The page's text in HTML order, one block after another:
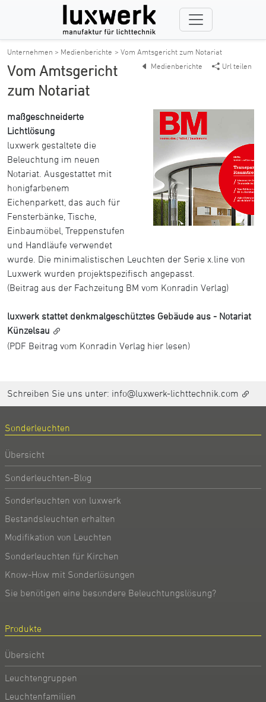
Unternehmen > Medienberichte > Vom Amtsgericht zum Notariat
Url teilen
Medienberichte
Vom Amtsgericht
zum Notariat
maßgeschneiderte
Lichtlösung
luxwerk gestaltete die
Beleuchtung im neuen
Notariat. Ausgestattet mit
honigfarbenem
Eichenparkett, das auch für
Fensterbänke, Tische,
Einbaumöbel, Treppenstufen
und Handläufe verwendet
wurde. Die minimalistischen Leuchten der Serie x.line von
Luxwerk wurden projektspezifisch angepasst.
(Beitrag aus der Fachzeitung BM vom Konradin Verlag)
luxwerk stattet denkmalgeschütztes Gebäude aus - Notariat
Künzelsau
(PDF Beitrag vom Konradin Verlag hier lesen)
Schreiben Sie uns unter: info@luxwerk-lichttechnik.com
Sonderleuchten
Übersicht
Sonderleuchten-Blog
Sonderleuchten von luxwerk
Bestandsleuchten erhalten
Modifikation von Leuchten
Sonderleuchten für Kirchen
Know-How mit Sonderlösungen
Sie benötigen eine besondere Beleuchtungslösung?
Produkte
Übersicht
Leuchtengruppen
Leuchtenfamilien